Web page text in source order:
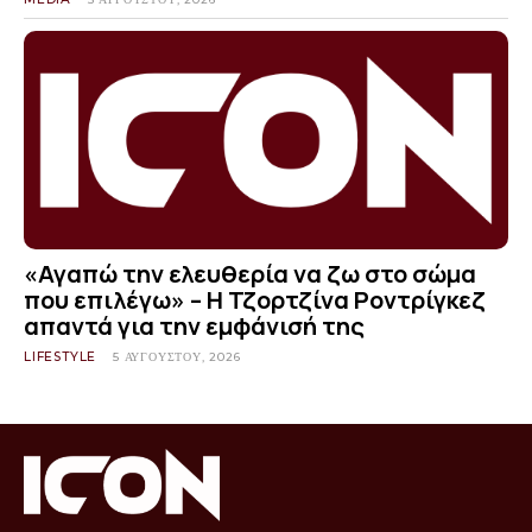
«Αγαπώ την ελευθερία να ζω στο σώμα
που επιλέγω» – Η Τζορτζίνα Ροντρίγκεζ
απαντά για την εμφάνισή της
LIFESTYLE 5 ΑΥΓΟΎΣΤΟΥ, 2026